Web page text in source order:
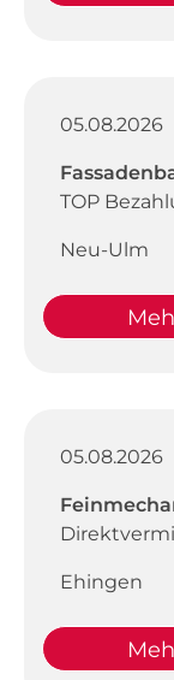
05.08.2026
TOP
Neu-Ulm
05.08.2026
Ehingen